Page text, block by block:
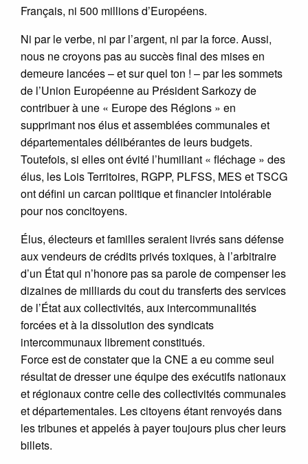
Français, ni 500 millions d’Européens.
Ni par le verbe, ni par l’argent, ni par la force. Aussi,
nous ne croyons pas au succès final des mises en
demeure lancées – et sur quel ton ! – par les sommets
de l’Union Européenne au Président Sarkozy de
contribuer à une « Europe des Régions » en
supprimant nos élus et assemblées communales et
départementales délibérantes de leurs budgets.
Toutefois, si elles ont évité l’humiliant « fléchage » des
élus, les Lois Territoires, RGPP, PLFSS, MES et TSCG
ont défini un carcan politique et financier intolérable
pour nos concitoyens.
Élus, électeurs et familles seraient livrés sans défense
aux vendeurs de crédits privés toxiques, à l’arbitraire
d’un État qui n’honore pas sa parole de compenser les
dizaines de milliards du cout du transferts des services
de l’État aux collectivités, aux intercommunalités
forcées et à la dissolution des syndicats
intercommunaux librement constitués.
Force est de constater que la CNE a eu comme seul
résultat de dresser une équipe des exécutifs nationaux
et régionaux contre celle des collectivités communales
et départementales. Les citoyens étant renvoyés dans
les tribunes et appelés à payer toujours plus cher leurs
billets.